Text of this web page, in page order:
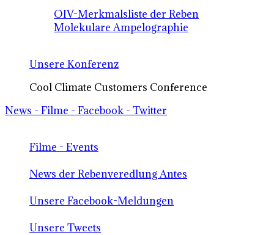
OIV-Merkmalsliste der Reben
Molekulare Ampelographie
Unsere Konferenz
Cool Climate Customers Conference
News - Filme - Facebook - Twitter
Filme - Events
News der Rebenveredlung Antes
Unsere Facebook-Meldungen
Unsere Tweets